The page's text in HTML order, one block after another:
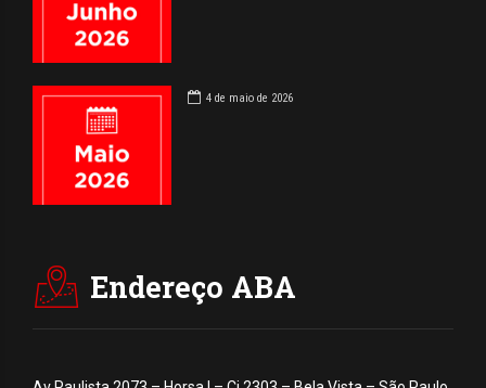
4 de maio de 2026
Endereço ABA